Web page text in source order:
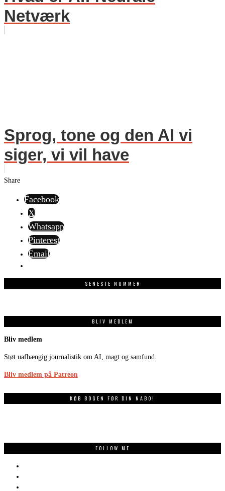
Netværk
Sprog, tone og den AI vi
siger, vi vil have
Share
Facebook
X
Whatsapp
Pinterest
Email
SENESTE NUMMER
BLIV MEDLEM
Bliv medlem
Støt uafhængig journalistik om AI, magt og samfund.
Bliv medlem på Patreon
KØB BOGEN FØR DIN NABO!
FOLLOW ME